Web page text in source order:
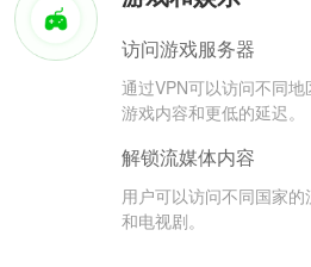
访问游戏服务器
通过VPN可以访问不同
游戏内容和更低的延迟。
解锁流媒体内容
用户可以访问不同国家
和电视剧。